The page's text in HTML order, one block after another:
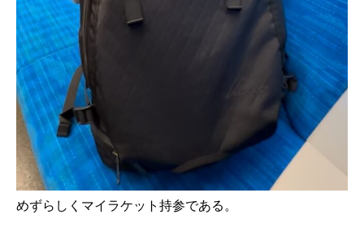
めずらしくマイラケット持参である。